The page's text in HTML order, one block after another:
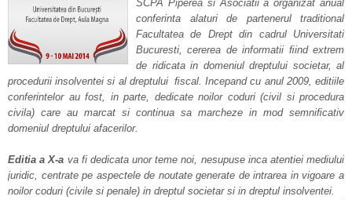
SCPA Piperea si Asociatii a organizat anual
conferinta alaturi de partenerul traditional
Facultatea de Drept din cadrul Universitati
Bucuresti, cererea de informatii ﬁind extrem
de ridicata in domeniul dreptului societar, al
procedurii insolventei si al dreptului ﬁscal. Incepand cu anul 2009, editiile
conferintelor au fost, in parte, dedicate noilor coduri (civil si procedura
civila) care au marcat si continua sa marcheze in mod semniﬁcativ
domeniul dreptului afacerilor.
Editia a X-a va fi dedicata unor teme noi, nesupuse inca atentiei mediului
juridic, centrate pe aspectele de noutate generate de intrarea in vigoare a
noilor coduri (civile si penale) in dreptul societar si in dreptul insolventei.